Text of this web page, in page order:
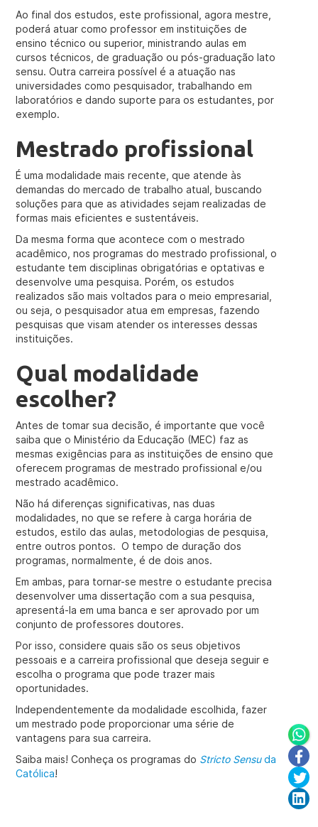
Ao final dos estudos, este profissional, agora mestre,
poderá atuar como professor em instituições de
ensino técnico ou superior, ministrando aulas em
cursos técnicos, de graduação ou pós-graduação lato
sensu. Outra carreira possível é a atuação nas
universidades como pesquisador, trabalhando em
laboratórios e dando suporte para os estudantes, por
exemplo.
Mestrado profissional
É uma modalidade mais recente, que atende às
demandas do mercado de trabalho atual, buscando
soluções para que as atividades sejam realizadas de
formas mais eficientes e sustentáveis.
Da mesma forma que acontece com o mestrado
acadêmico, nos programas do mestrado profissional, o
estudante tem disciplinas obrigatórias e optativas e
desenvolve uma pesquisa. Porém, os estudos
realizados são mais voltados para o meio empresarial,
ou seja, o pesquisador atua em empresas, fazendo
pesquisas que visam atender os interesses dessas
instituições.
Qual modalidade
escolher?
Antes de tomar sua decisão, é importante que você
saiba que o Ministério da Educação (MEC) faz as
mesmas exigências para as instituições de ensino que
oferecem programas de mestrado profissional e/ou
mestrado acadêmico.
Não há diferenças significativas, nas duas
modalidades, no que se refere à carga horária de
estudos, estilo das aulas, metodologias de pesquisa,
entre outros pontos. O tempo de duração dos
programas, normalmente, é de dois anos.
Em ambas, para tornar-se mestre o estudante precisa
desenvolver uma dissertação com a sua pesquisa,
apresentá-la em uma banca e ser aprovado por um
conjunto de professores doutores.
Por isso, considere quais são os seus objetivos
pessoais e a carreira profissional que deseja seguir e
escolha o programa que pode trazer mais
oportunidades.
Independentemente da modalidade escolhida, fazer
um mestrado pode proporcionar uma série de
vantagens para sua carreira.
Saiba mais! Conheça os programas do Stricto Sensuda
Católica!